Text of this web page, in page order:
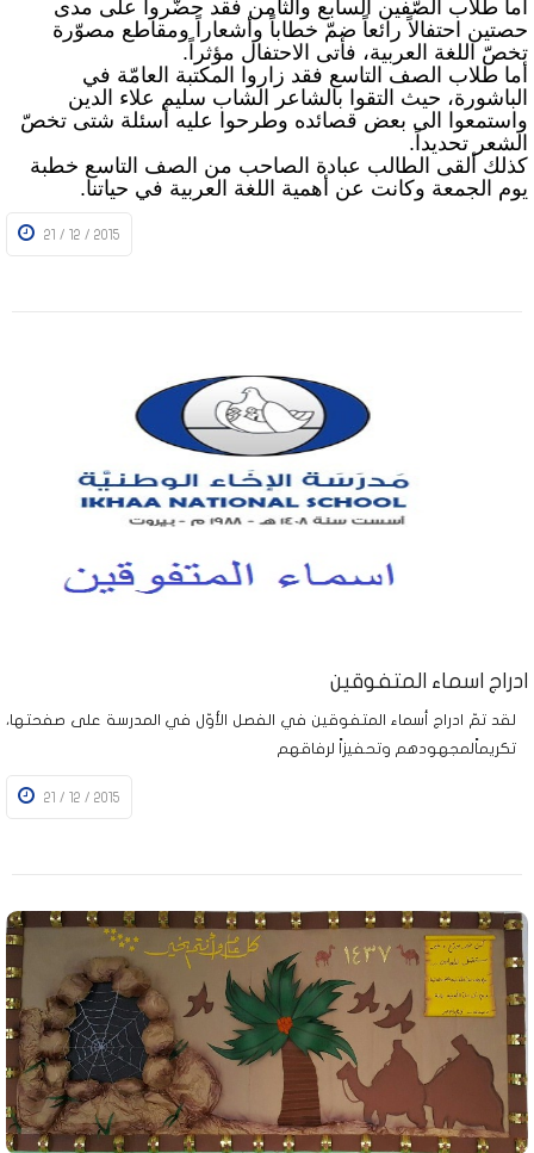
أما طلاّب الصّفين السابع والثامن فقد حضّروا على مدى
حصتين احتفالاً رائعاً ضمّ خطاباً وأشعاراً ومقاطع مصوّرة
تخصّ اللغة العربية، فأتى الاحتفال مؤثراً.
أما طلاب الصف التاسع فقد زاروا المكتبة العامّة في
الباشورة، حيث التقوا بالشاعر الشاب سليم علاء الدين
واستمعوا الى بعض قصائده وطرحوا عليه أسئلة شتى تخصّ
الشعر تحديداً.
كذلك ألقى الطالب عبادة الصاحب من الصف التاسع خطبة
يوم الجمعة وكانت عن أهمية اللغة العربية في حياتنا.
21 / 12 / 2015
ادراج اسماء المتفوقين
لقد تمّ ادراج أسماء المتفوقين في الفصل الأوّل في المدرسة على صفحتها،
تكريماًلمجهودهم وتحفيزاً لرفاقهم
21 / 12 / 2015